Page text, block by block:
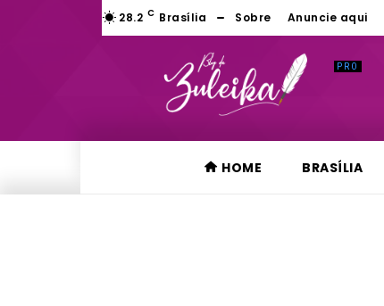
28.2 C Brasília Sobre Anuncie aqui
HOME BRASÍLIA